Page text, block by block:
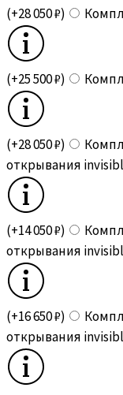
(+28 050 ₽)
(+25 500 ₽)
(+28 050 ₽)
открывания
(+14 050 ₽)
открывания
(+16 650 ₽)
открывания